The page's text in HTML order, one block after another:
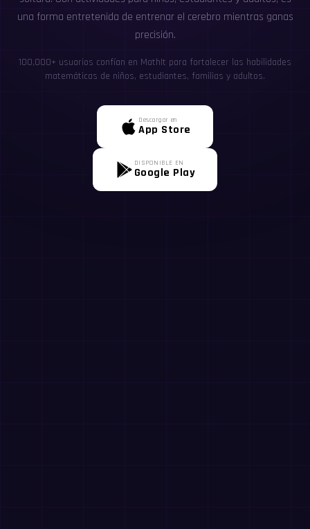
una forma entretenida de entrenar el cerebro mientras ganas
precisión.
100,000+ usuarios confían en MathIt para fortalecer las habilidades
matemáticas de niños, estudiantes, familias y adultos.
Descargar en
App Store
DISPONIBLE EN
Google Play